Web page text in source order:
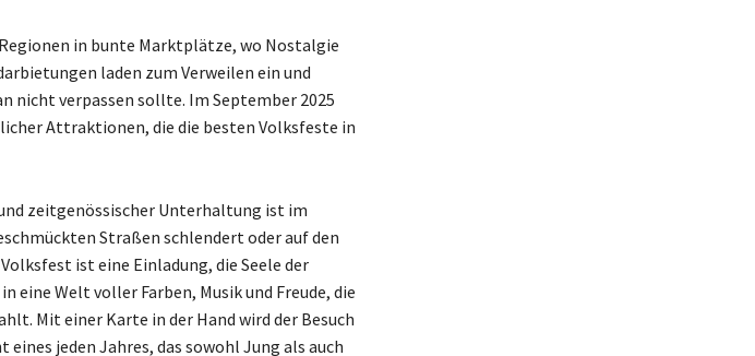
in bunte Marktplätze, wo Nostalgie
laden zum Verweilen ein und
nicht verpassen sollte. Im September 2025
Attraktionen, die die besten Volksfeste in
zeitgenössischer Unterhaltung ist im
Straßen schlendert oder auf den
ist eine Einladung, die Seele der
eine Welt voller Farben, Musik und Freude, die
Mit einer Karte in der Hand wird der Besuch
jeden Jahres, das sowohl Jung als auch